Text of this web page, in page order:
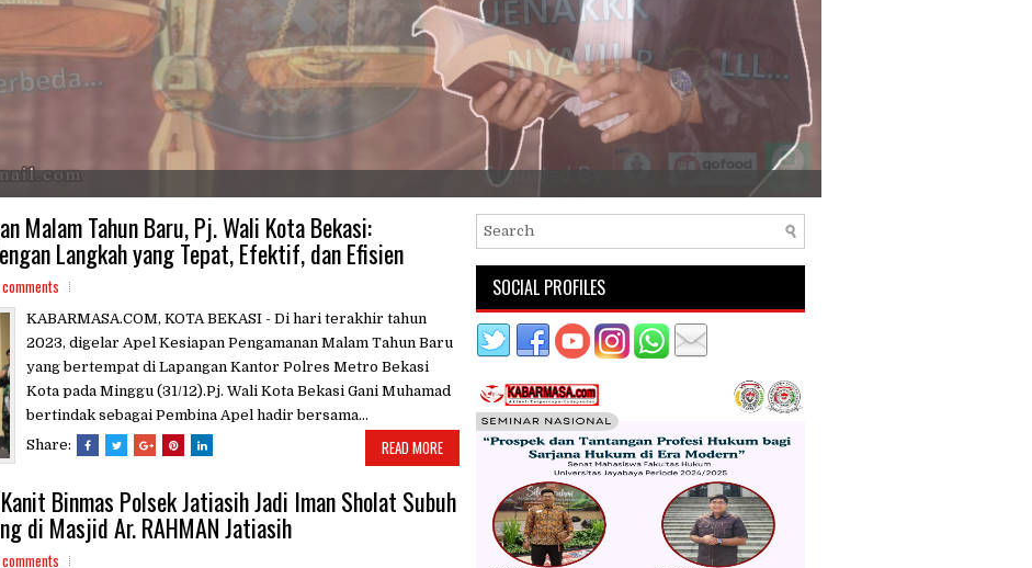
Malam Tahun Baru, Pj. Wali Kota Bekasi:
Langkah yang Tepat, Efektif, dan Efisien
KABARMASA.COM, KOTA BEKASI - Di hari terakhir tahun
2023, digelar Apel Kesiapan Pengamanan Malam Tahun Baru
yang bertempat di Lapangan Kantor Polres Metro Bekasi
Kota pada Minggu (31/12).Pj. Wali Kota Bekasi Gani Muhamad
bertindak sebagai Pembina Apel hadir bersama...
Share:
READ MORE
Binmas Polsek Jatiasih Jadi Iman Sholat Subuh
di Masjid Ar. RAHMAN Jatiasih
SOCIAL PROFILES